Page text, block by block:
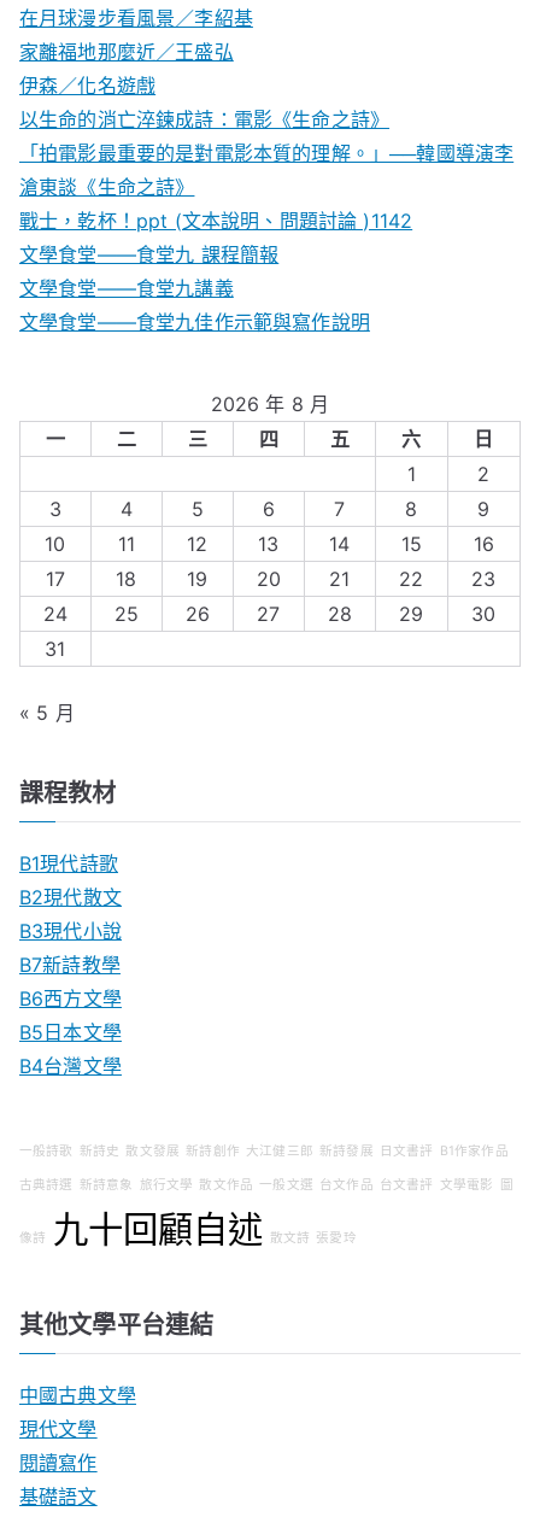
在月球漫步看風景／李紹基
家離福地那麼近／王盛弘
伊森／化名遊戲
以生命的消亡淬鍊成詩：電影《生命之詩》
「拍電影最重要的是對電影本質的理解。」──韓國導演李
滄東談《生命之詩》
戰士，乾杯！ppt (文本說明、問題討論 )1142
文學食堂——食堂九 課程簡報
文學食堂――食堂九講義
文學食堂——食堂九佳作示範與寫作說明
2026 年 8 月
一
二 三 四 五 六
日
1
2
3
4 5 6 7 8
9
10
11 12 13 14 15
16
17
18 19 20 21 22
23
24
25 26 27 28 29
30
31
« 5 月
課程教材
B1現代詩歌
B2現代散文
B3現代小說
B7新詩教學
B6西方文學
B5日本文學
B4台灣文學
一般詩歌 新詩史 散文發展 新詩創作 大江健三郎 新詩發展 日文書評 B1作家作品
古典詩選 新詩意象 旅行文學 散文作品 一般文選 台文作品 台文書評 文學電影 圖
像詩 九十回顧自述 散文詩 張愛玲
其他文學平台連結
中國古典文學
現代文學
閱讀寫作
基礎語文